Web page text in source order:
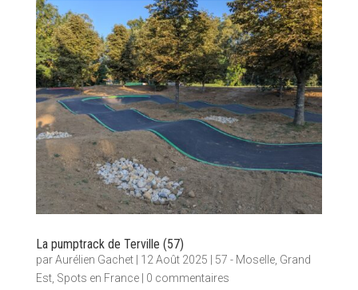
La pumptrack de Terville (57)
parAurélien Gachet| 12 Août 2025 | 57 - Moselle, Grand
Est, Spots en France| 0 commentaires